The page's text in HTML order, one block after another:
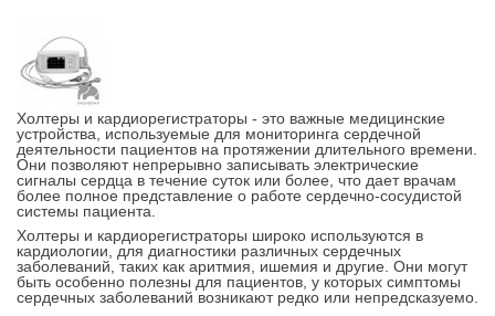
Холтеры и кардиорегистраторы - это важные медицинские
устройства, используемые для мониторинга сердечной
деятельности пациентов на протяжении длительного времени.
Они позволяют непрерывно записывать электрические
сигналы сердца в течение суток или более, что дает врачам
более полное представление о работе сердечно-сосудистой
системы пациента.
Холтеры и кардиорегистраторы широко используются в
кардиологии, для диагностики различных сердечных
заболеваний, таких как аритмия, ишемия и другие. Они могут
быть особенно полезны для пациентов, у которых симптомы
сердечных заболеваний возникают редко или непредсказуемо.